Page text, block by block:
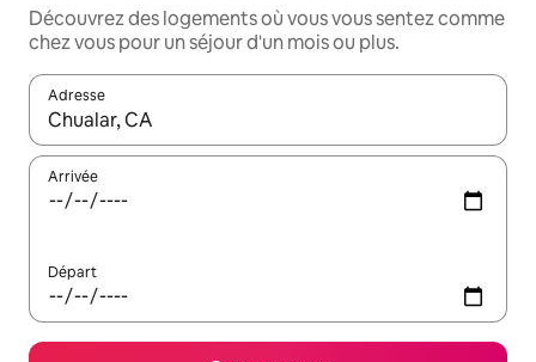
Découvrez des logements où vous vous sentez comme
chez vous pour un séjour d'un mois ou plus.
Adresse
Lorsque les résultats s'affichent, utilisez les flèches vers le
Arrivée
Départ